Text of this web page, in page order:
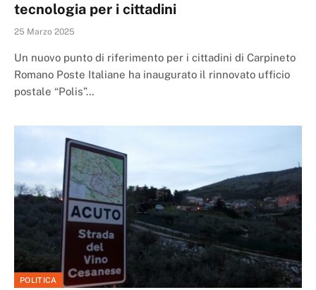
tecnologia per i cittadini
25 Marzo 2025
Un nuovo punto di riferimento per i cittadini di Carpineto
Romano Poste Italiane ha inaugurato il rinnovato ufficio
postale “Polis”…
POLITICA